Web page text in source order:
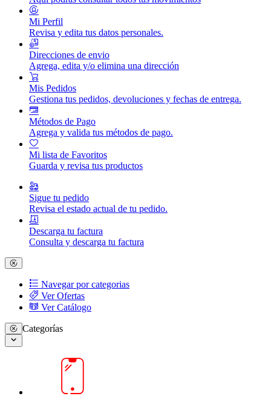
Mi Perfil
Revisa y edita tus datos personales.
Direcciones de envio
Agrega, edita y/o elimina una dirección
Mis Pedidos
Gestiona tus pedidos, devoluciones y fechas de entrega.
Métodos de Pago
Agrega y valida tus métodos de pago.
Mi lista de Favoritos
Guarda y revisa tus productos
Sigue tu pedido
Revisa el estado actual de tu pedido.
Descarga tu factura
Consulta y descarga tu factura
Navegar por categorias
Ver Ofertas
Ver Catálogo
Categorías